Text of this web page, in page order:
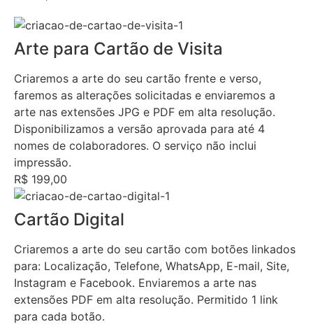
Arte para Cartão de Visita
Criaremos a arte do seu cartão frente e verso,
faremos as alterações solicitadas e enviaremos a
arte nas extensões JPG e PDF em alta resolução.
Disponibilizamos a versão aprovada para até 4
nomes de colaboradores. O serviço não inclui
impressão.
R$ 199,00
Cartão Digital
Criaremos a arte do seu cartão com botões linkados
para: Localização, Telefone, WhatsApp, E-mail, Site,
Instagram e Facebook. Enviaremos a arte nas
extensões PDF em alta resolução. Permitido 1 link
para cada botão.